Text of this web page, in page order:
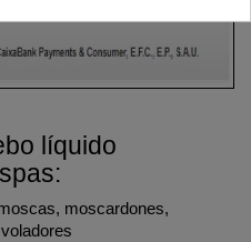
líquido
moscardones,